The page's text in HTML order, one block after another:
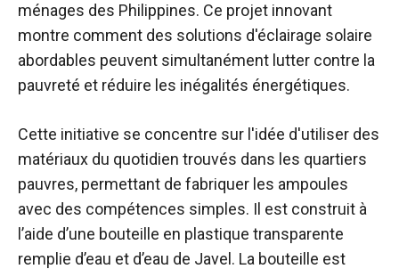
ménages des Philippines. Ce projet innovant
montre comment des solutions d'éclairage solaire
abordables peuvent simultanément lutter contre la
pauvreté et réduire les inégalités énergétiques.
Cette initiative se concentre sur l'idée d'utiliser des
matériaux du quotidien trouvés dans les quartiers
pauvres, permettant de fabriquer les ampoules
avec des compétences simples. Il est construit à
l’aide d’une bouteille en plastique transparente
remplie d’eau et d’eau de Javel. La bouteille est